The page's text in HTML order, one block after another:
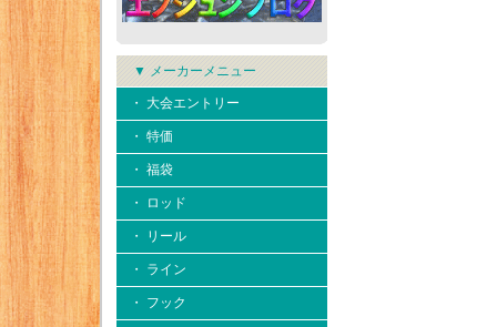
▼ メーカーメニュー
・ 大会エントリー
・ 特価
・ 福袋
・ ロッド
・ リール
・ ライン
・ フック